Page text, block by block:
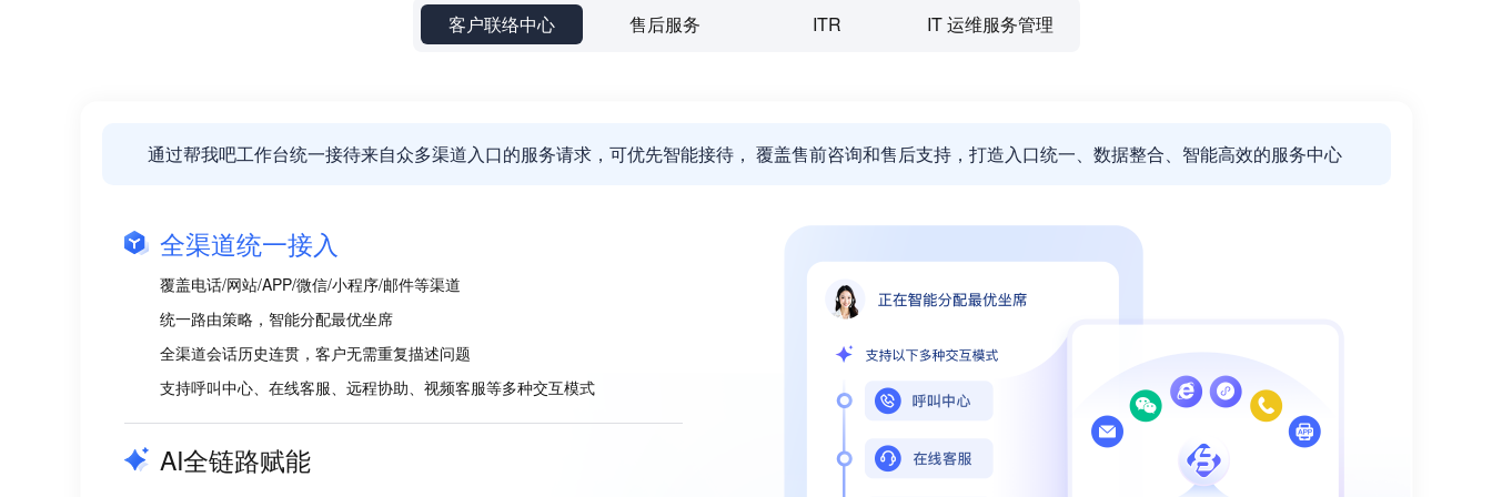
客户联络中心 售后服务 ITR IT 运维服务管理
通过帮我吧工作台统一接待来自众多渠道入口的服务请求，可优先智能接待， 覆盖售前咨询和售后支持，打造入口统一、数据整合、智能高效的服务中心
全渠道统一接入
覆盖电话/网站/APP/微信/小程序/邮件等渠道
统一路由策略，智能分配最优坐席
全渠道会话历史连贯，客户无需重复描述问题
支持呼叫中心、在线客服、远程协助、视频客服等多种交互模式
AI全链路赋能